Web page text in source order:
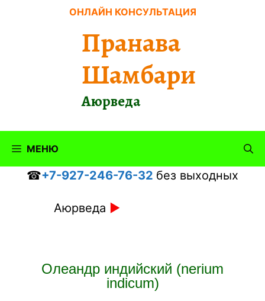
ОНЛАЙН КОНСУЛЬТАЦИЯ
Пранава
Шамбари
Аюрведа
МЕНЮ
☎+7-927-246-76-32 без выходных
Аюрведа ►
Олеандр индийский (nerium
indicum)